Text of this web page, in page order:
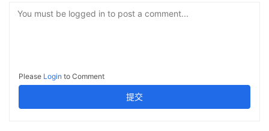
You must be logged in to post a comment...
Please Login to Comment
提交